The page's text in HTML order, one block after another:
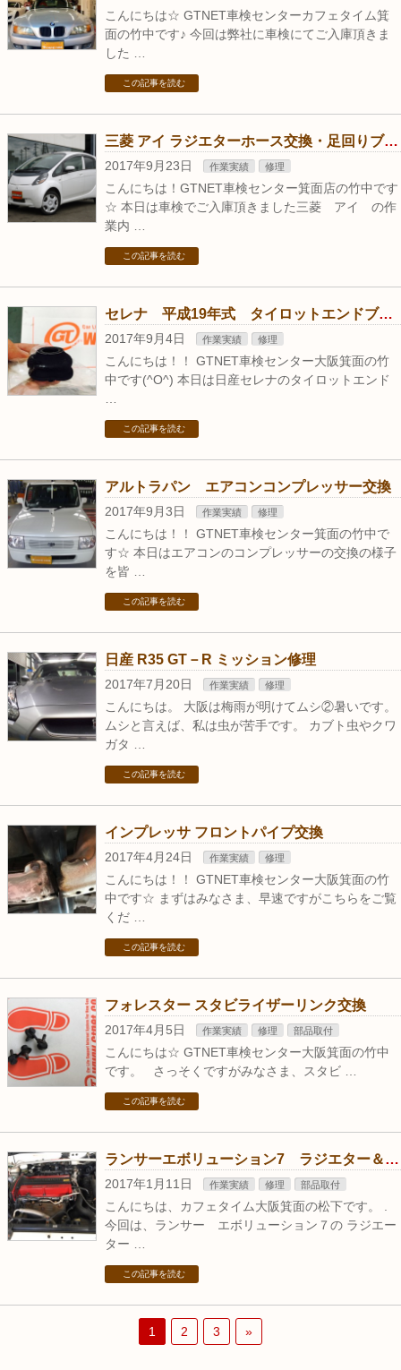
こんにちは☆ GTNET車検センターカフェタイム箕
面の竹中です♪ 今回は弊社に車検にてご入庫頂きま
した …
この記事を読む
三菱 アイ ラジエターホース交換・足回りブーツ類交換
2017年9月23日 作業実績 修理
こんにちは！GTNET車検センター箕面店の竹中です
☆ 本日は車検でご入庫頂きました三菱 アイ の作
業内 …
この記事を読む
セレナ 平成19年式 タイロットエンドブーツ交換
2017年9月4日 作業実績 修理
こんにちは！！ GTNET車検センター大阪箕面の竹
中です(^O^) 本日は日産セレナのタイロットエンド
この記事を読む
アルトラパン エアコンコンプレッサー交換
2017年9月3日 作業実績 修理
こんにちは！！ GTNET車検センター箕面の竹中で
す☆ 本日はエアコンのコンプレッサーの交換の様子
を皆 …
この記事を読む
日産 R35 GT－R ミッション修理
2017年7月20日 作業実績 修理
こんにちは。 大阪は梅雨が明けてムシ②暑いです。
ムシと言えば、私は虫が苦手です。 カブト虫やクワ
ガタ …
この記事を読む
インプレッサ フロントパイプ交換
2017年4月24日 作業実績 修理
こんにちは！！ GTNET車検センター大阪箕面の竹
中です☆ まずはみなさま、早速ですがこちらをご覧
くだ …
この記事を読む
フォレスター スタビライザーリンク交換
2017年4月5日 作業実績 修理 部品取付
こんにちは☆ GTNET車検センター大阪箕面の竹中
です。 さっそくですがみなさま、スタビ …
この記事を読む
ランサーエボリューション7 ラジエター＆サブタンク交換
2017年1月11日 作業実績 修理 部品取付
こんにちは、カフェタイム大阪箕面の松下です。 .
今回は、ランサー エボリューション７の ラジエー
ター …
この記事を読む
1 2 3 »